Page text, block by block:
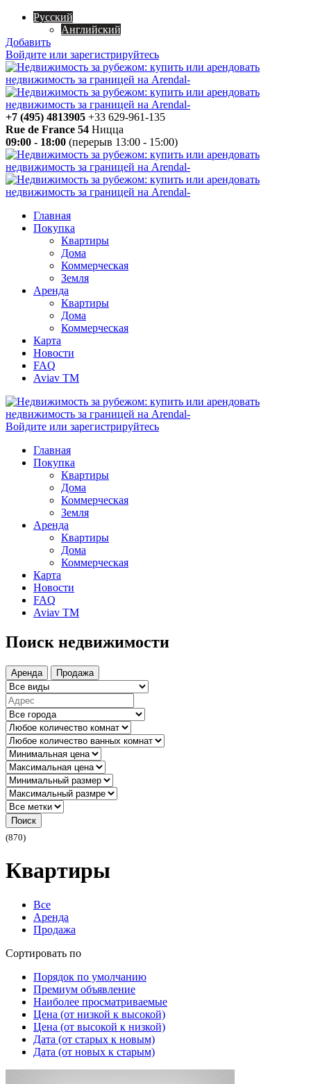
Русский
Английский
Добавить
Войдите или зарегистрируйтесь
+7 (495) 4813905 +33 629-961-135
Rue de France 54 Ницца
09:00 - 18:00 (перерыв 13:00 - 15:00)
Главная
Покупка
Квартиры
Дома
Коммерческая
Земля
Аренда
Квартиры
Дома
Коммерческая
Карта
Новости
FAQ
Aviav TM
Войдите или зарегистрируйтесь
Главная
Покупка
Квартиры
Дома
Коммерческая
Земля
Аренда
Квартиры
Дома
Коммерческая
Карта
Новости
FAQ
Aviav TM
Поиск недвижимости
Аренда Продажа
Поиск
(870)
Квартиры
Все
Аренда
Продажа
Сортировать по
Порядок по умолчанию
Премиум объявление
Наиболее просматриваемые
Цена (от низкой к высокой)
Цена (от высокой к низкой)
Дата (от старых к новым)
Дата (от новых к старым)